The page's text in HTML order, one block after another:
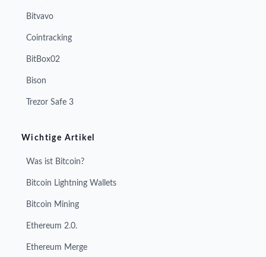
Bitvavo
Cointracking
BitBox02
Bison
Trezor Safe 3
Wichtige Artikel
Was ist Bitcoin?
Bitcoin Lightning Wallets
Bitcoin Mining
Ethereum 2.0.
Ethereum Merge